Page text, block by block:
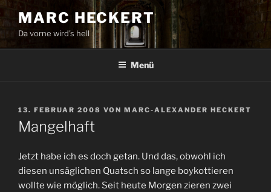
Zum
Inhalt
springen
MARC HECKERT
Da vorne wird's hell
Menü
VERÖFFENTLICHT
AM
13. FEBRUAR 2008 VON MARC-ALEXANDER HECKERT
Mangelhaft
Jetzt habe ich es doch getan. Und das, obwohl ich
diesen unsäglichen Quatsch so lange boykottieren
wollte wie möglich. Seit heute Morgen zieren zwei